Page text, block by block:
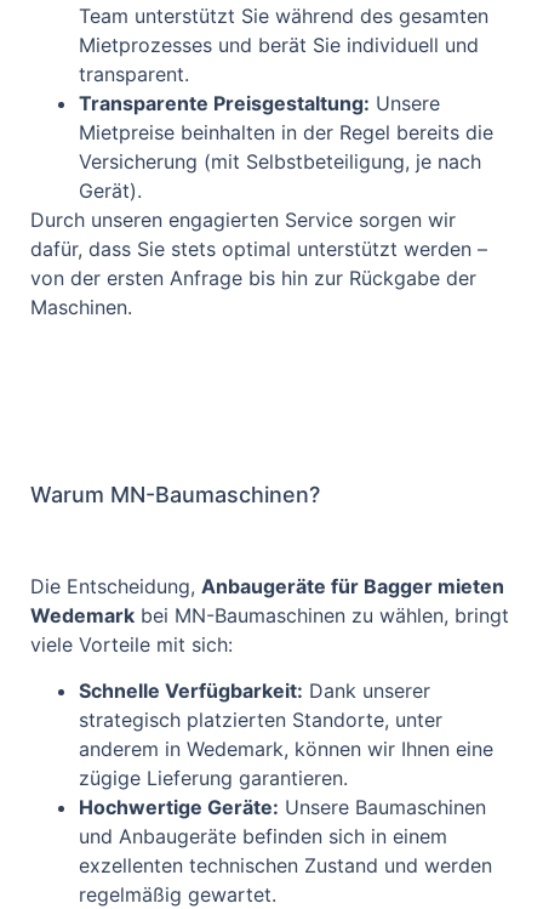
Team unterstützt Sie während des gesamten
Mietprozesses und berät Sie individuell und
transparent.
Transparente Preisgestaltung: Unsere
Mietpreise beinhalten in der Regel bereits die
Versicherung (mit Selbstbeteiligung, je nach
Gerät).
Durch unseren engagierten Service sorgen wir
dafür, dass Sie stets optimal unterstützt werden –
von der ersten Anfrage bis hin zur Rückgabe der
Maschinen.
Warum MN-Baumaschinen?
Die Entscheidung, Anbaugeräte für Bagger mieten
Wedemark bei MN-Baumaschinen zu wählen, bringt
viele Vorteile mit sich:
Schnelle Verfügbarkeit: Dank unserer
strategisch platzierten Standorte, unter
anderem in Wedemark, können wir Ihnen eine
zügige Lieferung garantieren.
Hochwertige Geräte: Unsere Baumaschinen
und Anbaugeräte befinden sich in einem
exzellenten technischen Zustand und werden
regelmäßig gewartet.